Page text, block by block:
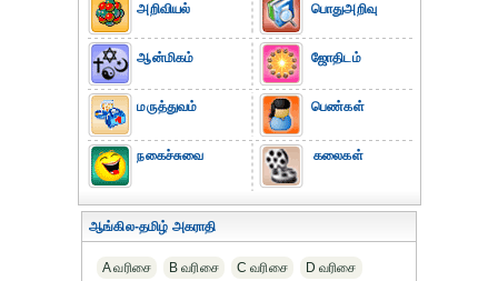
அறிவியல்
ஆன்மிகம்
மருத்துவம்
நகைச்சுவை
பொதுஅறிவு
ஜோதிடம்
பெண்கள்
கலைகள்
ஆங்கில-தமிழ் அகராதி
A வரிசை B வரிசை C வரிசை
D வரிசை